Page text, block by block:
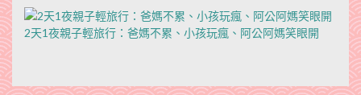
2天1夜親子輕旅行：爸媽不累、小孩玩瘋、阿公阿媽笑眼開